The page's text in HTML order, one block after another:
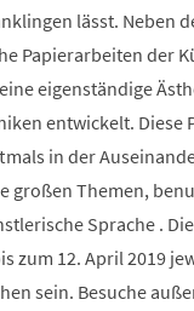
lässt. Neben
Papierarbeiten der
eigenständige
entwickelt. Diese
in der
großen Themen,
Sprache .
zum 12. April 2019
sein. Besuche